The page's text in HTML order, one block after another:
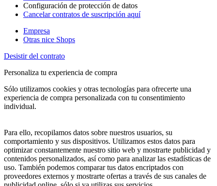
Configuración de protección de datos
Cancelar contratos de suscripción aquí
Empresa
Otras nice Shops
Desistir del contrato
Personaliza tu experiencia de compra
Sólo utilizamos cookies y otras tecnologías para ofrecerte una
experiencia de compra personalizada con tu consentimiento
individual.
Para ello, recopilamos datos sobre nuestros usuarios, su
comportamiento y sus dispositivos. Utilizamos estos datos para
optimizar constantemente nuestro sitio web y mostrarte publicidad y
contenidos personalizados, así como para analizar las estadísticas de
uso. También podemos comparar tus datos encriptados con
proveedores externos y mostrarte ofertas a través de sus canales de